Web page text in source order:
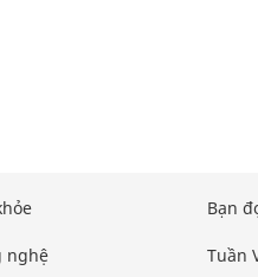
nghệ
Bạn
Tuần